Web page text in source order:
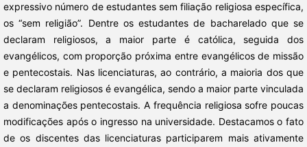
expressivo número de estudantes sem filiação religiosa específica,
os “sem religião”. Dentre os estudantes de bacharelado que se
declaram religiosos, a maior parte é católica, seguida dos
evangélicos, com proporção próxima entre evangélicos de missão
e pentecostais. Nas licenciaturas, ao contrário, a maioria dos que
se declaram religiosos é evangélica, sendo a maior parte vinculada
a denominações pentecostais. A frequência religiosa sofre poucas
modificações após o ingresso na universidade. Destacamos o fato
de os discentes das licenciaturas participarem mais ativamente